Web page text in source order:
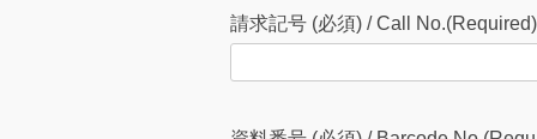
請求記号 (必須) / Call No.(Required)